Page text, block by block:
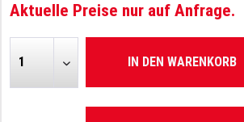
Aktuelle Preise nur auf Anfrage.
IN DEN WARENKORB